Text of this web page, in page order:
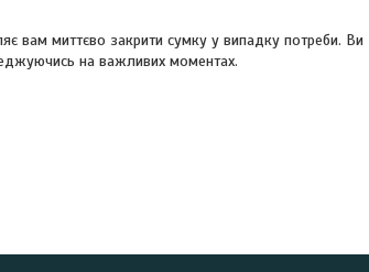
вам миттєво закрити сумку у випадку потреби. Ви
на важливих моментах.